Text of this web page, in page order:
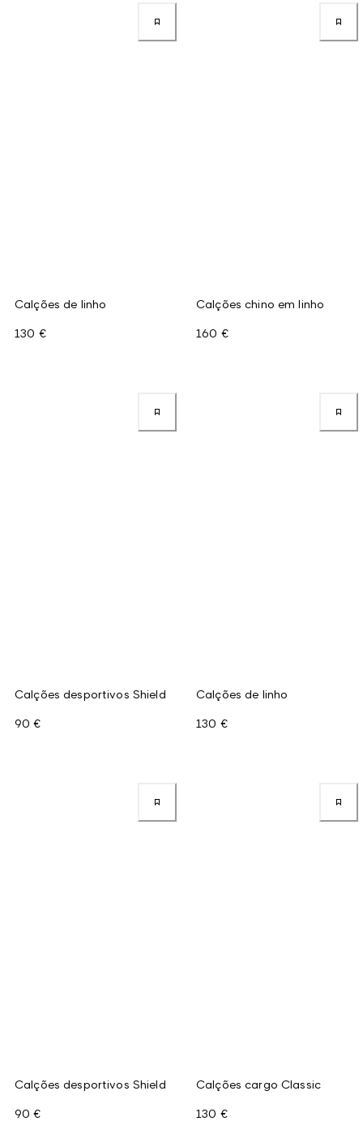
Calções de linho
130 €
Calções chino em linho
160 €
Calções desportivos Shield
90 €
Calções de linho
130 €
Calções desportivos Shield
90 €
Calções cargo Classic
130 €